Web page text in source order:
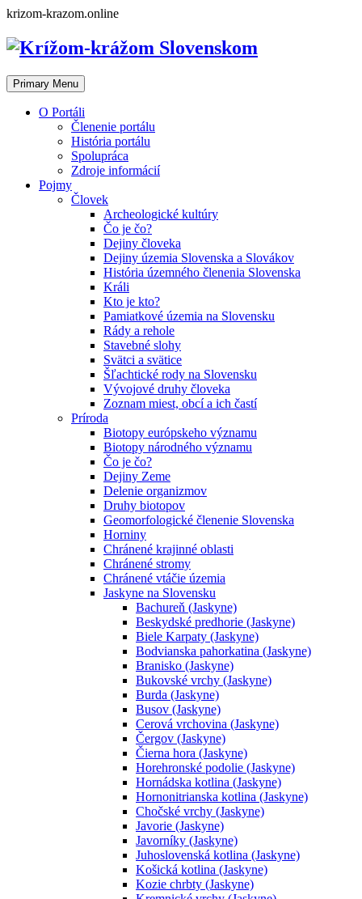
Skip
content
krizom-krazom.online
Primary Menu
O Portáli
Členenie portálu
História portálu
Spolupráca
Zdroje informácií
Pojmy
Človek
Archeologické kultúry
Čo je čo?
Dejiny človeka
Dejiny územia Slovenska a Slovákov
História územného členenia Slovenska
Králi
Kto je kto?
Pamiatkové územia na Slovensku
Rády a rehole
Stavebné slohy
Svätci a svätice
Šľachtické rody na Slovensku
Vývojové druhy človeka
Zoznam miest, obcí a ich častí
Príroda
Biotopy európskeho významu
Biotopy národného významu
Čo je čo?
Dejiny Zeme
Delenie organizmov
Druhy biotopov
Geomorfologické členenie Slovenska
Horniny
Chránené krajinné oblasti
Chránené stromy
Chránené vtáčie územia
Jaskyne na Slovensku
Bachureň (Jaskyne)
Beskydské predhorie (Jaskyne)
Biele Karpaty (Jaskyne)
Bodvianska pahorkatina (Jaskyne)
Branisko (Jaskyne)
Bukovské vrchy (Jaskyne)
Burda (Jaskyne)
Busov (Jaskyne)
Cerová vrchovina (Jaskyne)
Čergov (Jaskyne)
Čierna hora (Jaskyne)
Horehronské podolie (Jaskyne)
Hornádska kotlina (Jaskyne)
Hornonitrianska kotlina (Jaskyne)
Chočské vrchy (Jaskyne)
Javorie (Jaskyne)
Javorníky (Jaskyne)
Juhoslovenská kotlina (Jaskyne)
Košická kotlina (Jaskyne)
Kozie chrbty (Jaskyne)